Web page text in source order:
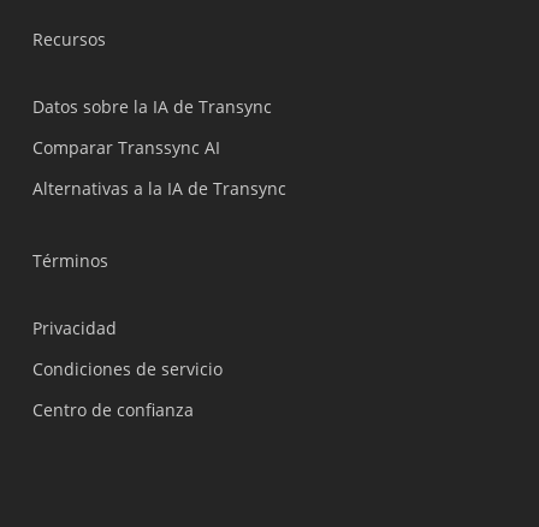
Recursos
Datos sobre la IA de Transync
Comparar Transsync AI
Alternativas a la IA de Transync
Términos
Privacidad
Condiciones de servicio
Centro de confianza